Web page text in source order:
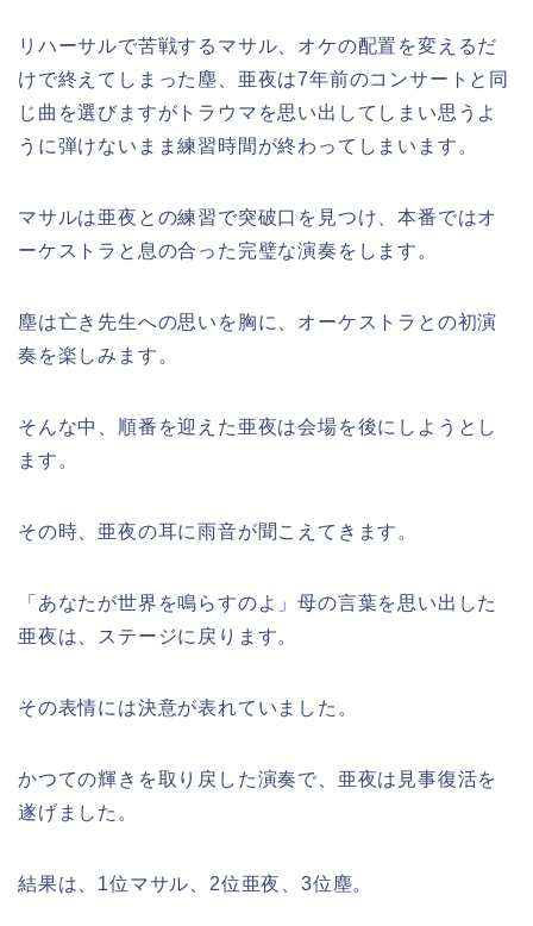
リハーサルで苦戦するマサル、オケの配置を変えるだ
けで終えてしまった塵、亜夜は7年前のコンサートと同
じ曲を選びますがトラウマを思い出してしまい思うよ
うに弾けないまま練習時間が終わってしまいます。
マサルは亜夜との練習で突破口を見つけ、本番ではオ
ーケストラと息の合った完璧な演奏をします。
塵は亡き先生への思いを胸に、オーケストラとの初演
奏を楽しみます。
そんな中、順番を迎えた亜夜は会場を後にしようとし
ます。
その時、亜夜の耳に雨音が聞こえてきます。
「あなたが世界を鳴らすのよ」母の言葉を思い出した
亜夜は、ステージに戻ります。
その表情には決意が表れていました。
かつての輝きを取り戻した演奏で、亜夜は見事復活を
遂げました。
結果は、1位マサル、2位亜夜、3位塵。